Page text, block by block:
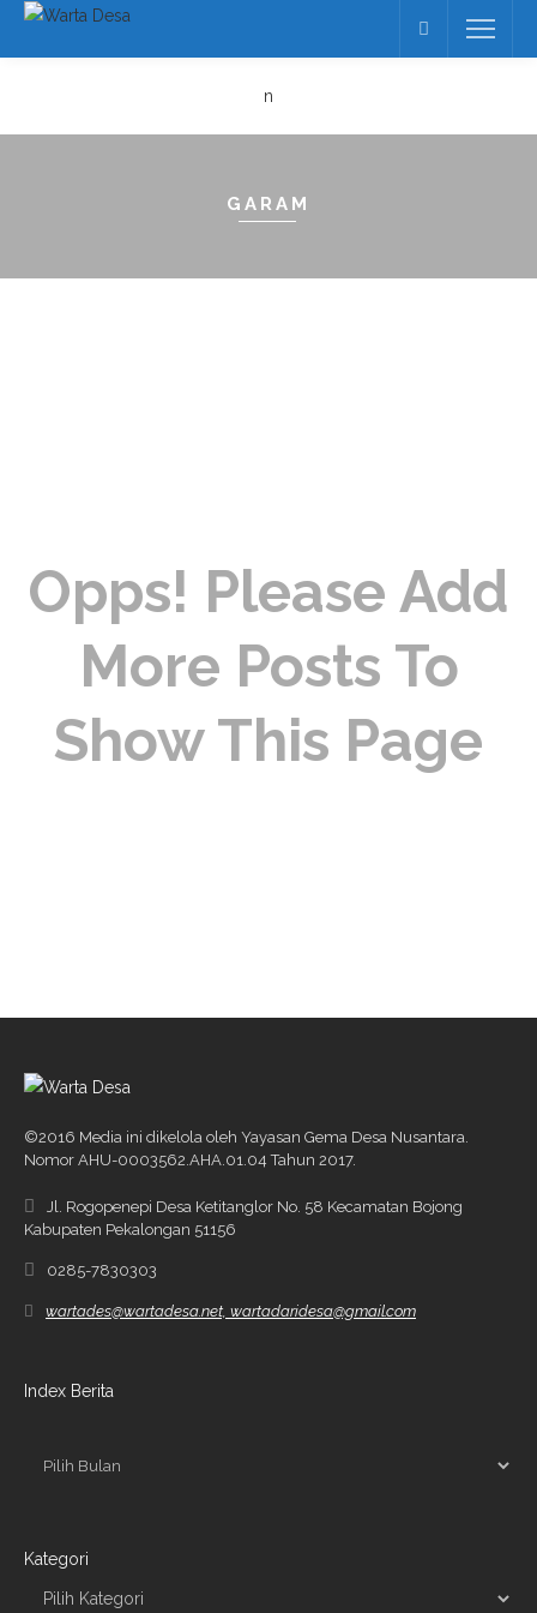
n
GARAM
Opps! Please Add
More Posts To
Show This Page
©2016 Media ini dikelola oleh Yayasan Gema Desa Nusantara.
Nomor AHU-0003562.AHA.01.04 Tahun 2017.
Jl. Rogopenepi Desa Ketitanglor No. 58 Kecamatan Bojong
Kabupaten Pekalongan 51156
0285-7830303
wartades@wartadesa.net, wartadaridesa@gmail.com
Index Berita
Kategori